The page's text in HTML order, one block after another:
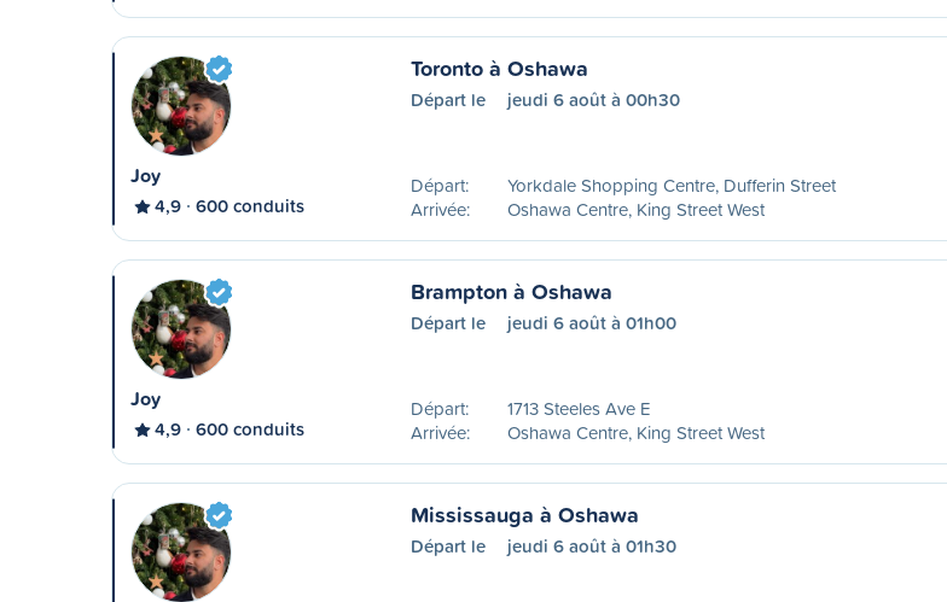
Joy
4,9 600 conduits
Toronto à Oshawa
Départ le jeudi 6 août à 00h30
Départ:
Yorkdale Shopping Centre, Dufferin Street
Arrivée:
Oshawa Centre, King Street West
Joy
4,9 600 conduits
Brampton à Oshawa
Départ le jeudi 6 août à 01h00
Départ:
1713 Steeles Ave E
Arrivée:
Oshawa Centre, King Street West
Mississauga à Oshawa
Départ le jeudi 6 août à 01h30